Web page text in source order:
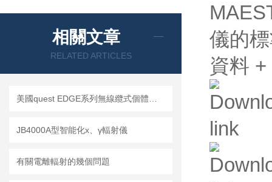
相關文章
RELATED ARTICLES
JB4000A型智能化х、γ輻射儀
有關電離輻射的幾個問題
儀的
資料 +